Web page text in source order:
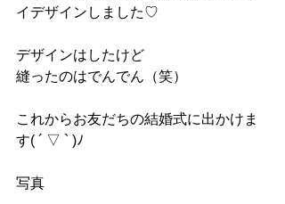
イデザインしました♡
デザインはしたけど
縫ったのはでんでん（笑）
これからお友だちの結婚式に出かけま
す( ´ ▽ ` )ﾉ
写真